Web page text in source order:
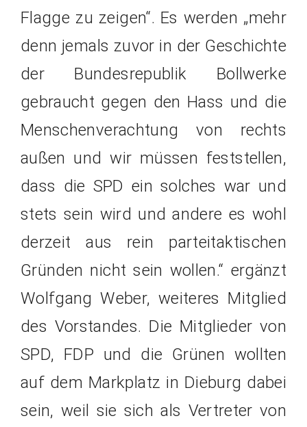
Flagge zu zeigen“. Es werden „mehr
denn jemals zuvor in der Geschichte
der Bundesrepublik Bollwerke
gebraucht gegen den Hass und die
Menschenverachtung von rechts
außen und wir müssen feststellen,
dass die SPD ein solches war und
stets sein wird und andere es wohl
derzeit aus rein parteitaktischen
Gründen nicht sein wollen.“ ergänzt
Wolfgang Weber, weiteres Mitglied
des Vorstandes. Die Mitglieder von
SPD, FDP und die Grünen wollten
auf dem Markplatz in Dieburg dabei
sein, weil sie sich als Vertreter von